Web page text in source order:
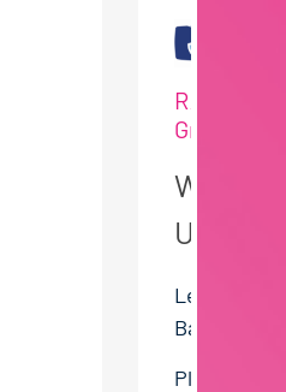
RAU |
GmbH
Leitung (m/
Backwaren
Plant